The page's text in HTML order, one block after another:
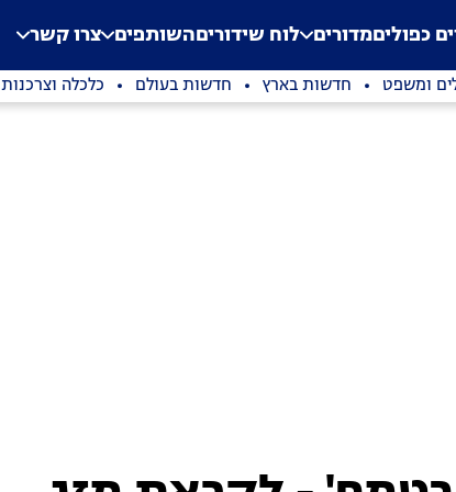
Application error: a
. כפוליםמדורים לוח שידוריםהשותפים צרו קשר
ומשפט חדשות בארץ חדשות בעולם כלכלה וצרכנות